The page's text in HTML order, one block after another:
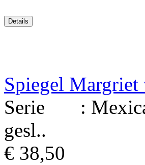
Spiegel Margriet
Serie :
gesl..
€ 38,50